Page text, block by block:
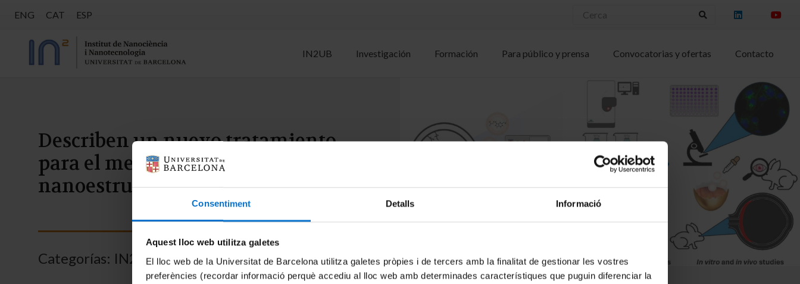
Consentiment Detalls Informació
Aquest lloc web utilitza galetes
El lloc web de la Universitat de Barcelona utilitza galetes pròpies i de tercers amb la finalitat de gestionar les vostres
preferències (recordar informació perquè accediu al lloc web amb determinades característiques que puguin diferenciar la
ENG CAT ESP
IN2UB Investigación Formación Para público y prensa Convocatorias y ofertas Contacto
Describen un nuevo tratamiento
para el melanoma uveal basado en
nanoestructuras
Categorías: IN2UB